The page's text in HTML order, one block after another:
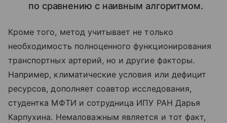
по сравнению с наивным алгоритмом.
Кроме того, метод учитывает не только
необходимость полноценного функционирования
транспортных артерий, но и другие факторы.
Например, климатические условия или дефицит
ресурсов, дополняет соавтор исследования,
студентка МФТИ и сотрудница ИПУ РАН Дарья
Карпухина. Немаловажным является и тот факт,